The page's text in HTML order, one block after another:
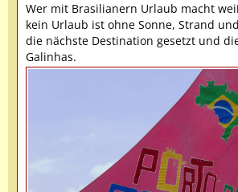
Wer mit Brasilianern Urlaub macht
kein Urlaub ist ohne Sonne, Strand
die nächste Destination gesetzt und
Galinhas.